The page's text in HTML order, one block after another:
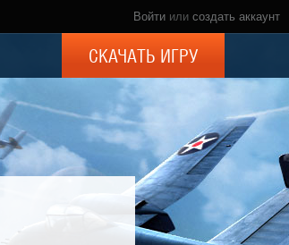
Войти или создать аккаунт
СКАЧАТЬ ИГРУ